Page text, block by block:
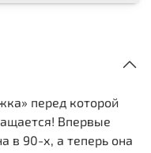
перед которой
Впервые
в 90-х, а теперь она